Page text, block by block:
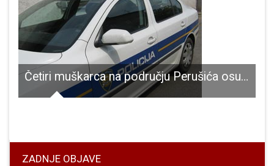
Četiri muškarca na području Perušića osumnjičeni za prijetnje
ZADNJE OBJAVE